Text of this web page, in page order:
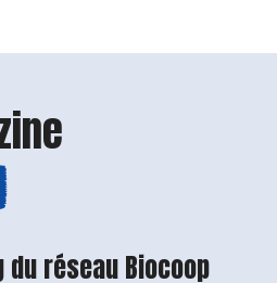
du réseau Biocoop